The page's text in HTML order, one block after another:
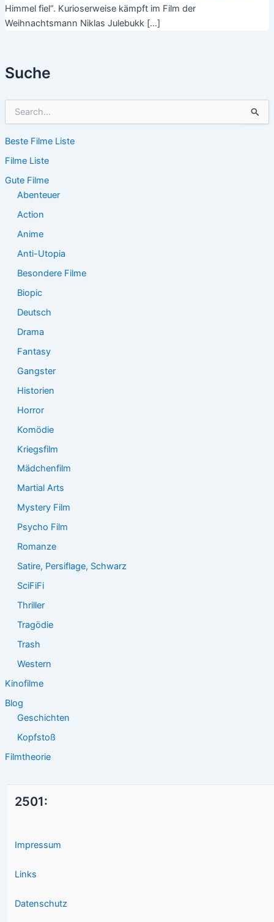
Suche
h
n
n
Beste Filme Liste
Filme Liste
Gute Filme
Abenteuer
Action
Anime
Anti-Utopia
Besondere Filme
Biopic
Deutsch
Drama
Fantasy
Gangster
Historien
Horror
Komödie
Kriegsfilm
Mädchenfilm
Martial Arts
Mystery Film
Psycho Film
Romanze
Satire, Persiflage, Schwarz
SciFiFi
Thriller
Tragödie
Trash
Western
Kinofilme
Blog
Geschichten
Kopfstoß
Filmtheorie
Himmel fiel“. Kurioserweise kämpft im Film der
Weihnachtsmann Niklas Julebukk […]
2501:
Impressum
Links
Datenschutz